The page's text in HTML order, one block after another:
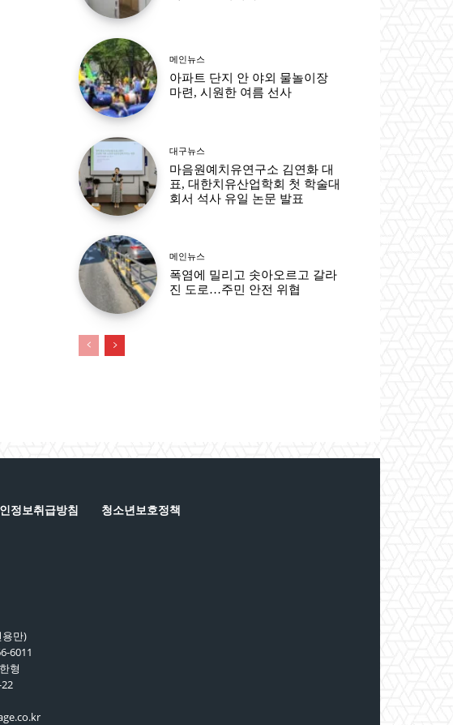
메인뉴스
아파트 단지 안 야외 물놀이장
마련, 시원한 여름 선사
대구뉴스
마음원예치유연구소 김연화 대
표, 대한치유산업학회 첫 학술대
회서 석사 유일 논문 발표
메인뉴스
폭염에 밀리고 솟아오르고 갈라
진 도로…주민 안전 위협
정보취급방침 청소년보호정책
만)
6011
형